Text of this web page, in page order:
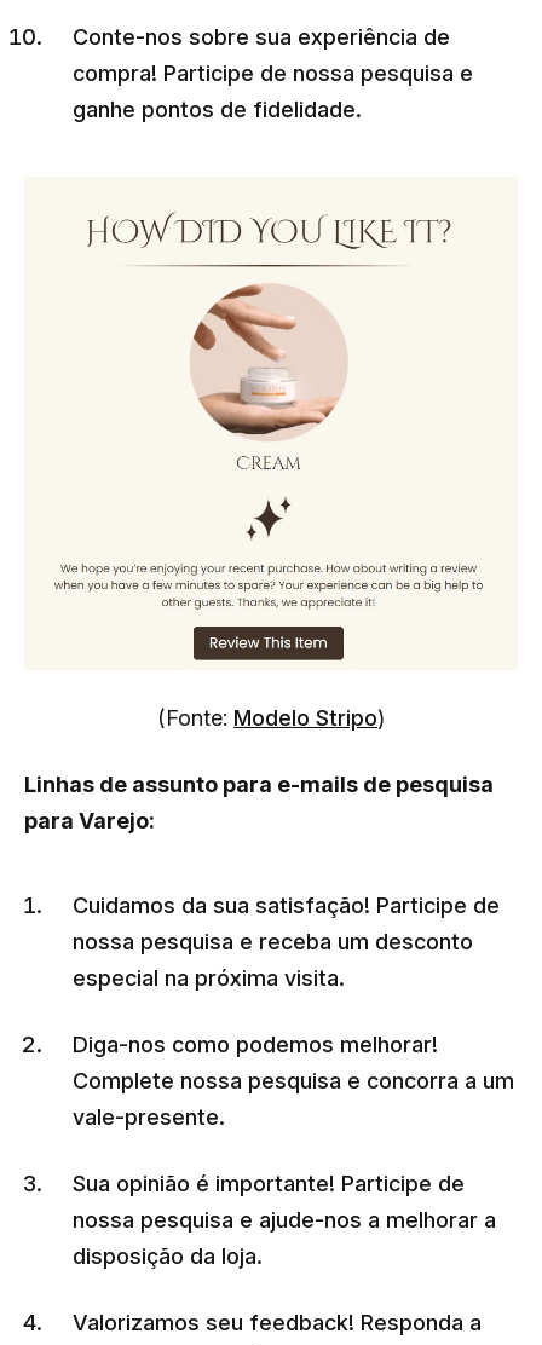
Conte-nos sobre sua experiência de
compra! Participe de nossa pesquisa e
ganhe pontos de fidelidade.
(Fonte: Modelo Stripo)
Linhas de assunto para e-mails de pesquisa
para Varejo:
Cuidamos da sua satisfação! Participe de
nossa pesquisa e receba um desconto
especial na próxima visita.
Diga-nos como podemos melhorar!
Complete nossa pesquisa e concorra a um
vale-presente.
Sua opinião é importante! Participe de
nossa pesquisa e ajude-nos a melhorar a
disposição da loja.
Valorizamos seu feedback! Responda a